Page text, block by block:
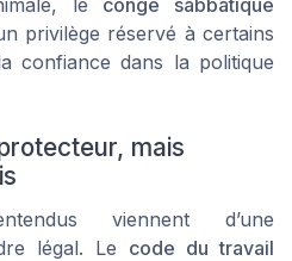
privilège réservé à certains
confiance dans la politique
mais
viennent d’une
légal. Le code du travail